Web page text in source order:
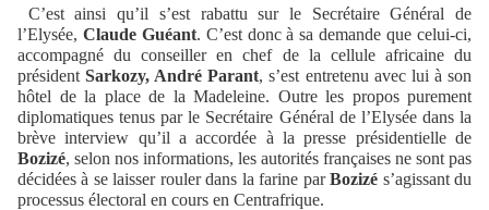
C’est ainsi qu’il s’est rabattu sur le Secrétaire Général de
l’Elysée, Claude Guéant. C’est donc à sa demande que celui-ci,
accompagné du conseiller en chef de la cellule africaine du
présidentSarkozy, André Parant, s’est entretenu avec lui à son
hôtel de la place de la Madeleine. Outre les propos purement
diplomatiques tenus par le Secrétaire Général de l’Elysée dans la
brève interview qu’il a accordée à la presse présidentielle de
Bozizé, selon nos informations, les autorités françaises ne sont pas
décidées à se laisser rouler dans la farine parBozizé s’agissant du
processus électoral en cours en Centrafrique.